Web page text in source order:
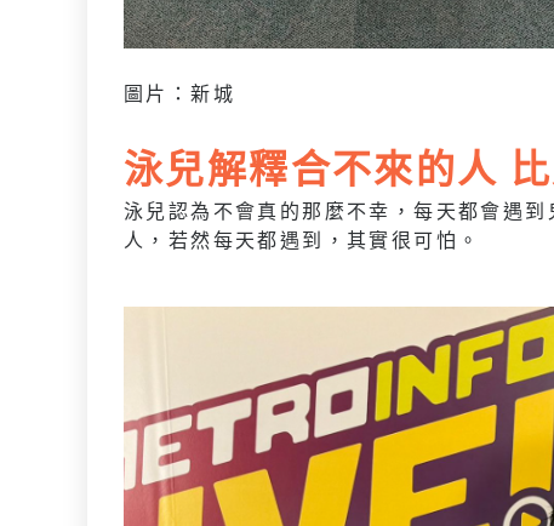
圖片：新城
泳兒解釋合不來的人
泳兒認為不會真的那麼不幸，每天都會遇
人，若然每天都遇到，其實很可怕。